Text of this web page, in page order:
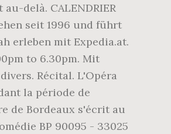
delà. CALENDRIER
seit 1996 und führt
erleben mit Expedia.at.
to 6.30pm. Mit
Récital. L'Opéra
la période de
de Bordeaux s'écrit au
BP 90095 - 33025